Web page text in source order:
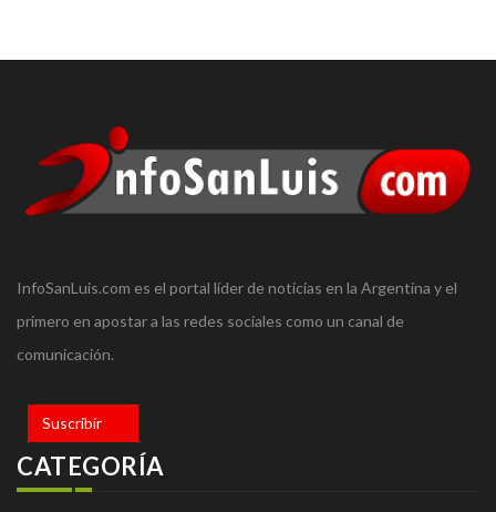
InfoSanLuis.com es el portal líder de noticias en la Argentina y el
primero en apostar a las redes sociales como un canal de
comunicación.
Suscribir
CATEGORÍA